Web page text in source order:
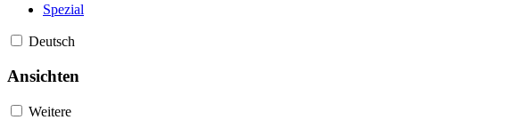
Spezial
Deutsch
Ansichten
Weitere